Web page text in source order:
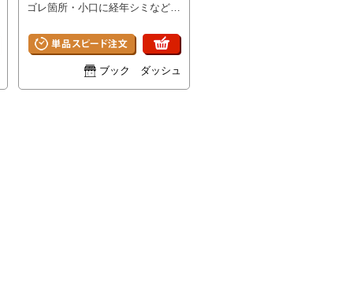
ゴレ箇所・小口に経年シミなどが
なく、ページは良好な状態で
す。 A
ブック ダッシュ